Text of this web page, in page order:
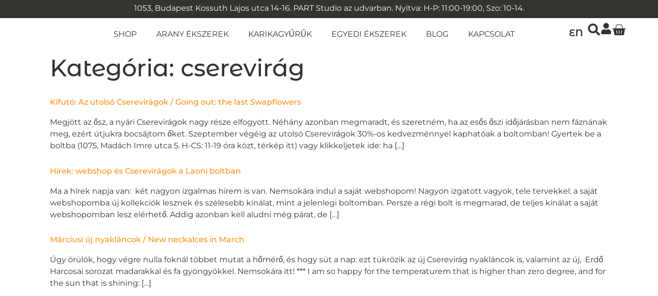
1053, Budapest Kossuth Lajos utca 14-16. PART Studio az udvarban. Nyitva: H-P: 11:00-19:00, Szo: 10-14.
SHOP ARANY ÉKSZEREK KARIKAGYŰRŰK EGYEDI ÉKSZEREK BLOG KAPCSOLAT EN
Kategória: cserevirág
Kifutó: Az utolsó Cserevirágok / Going out: the last Swapflowers
Megjött az ősz, a nyári Cserevirágok nagy része elfogyott. Néhány azonban megmaradt, és szeretném, ha az esős őszi időjárásban nem fáznának
meg, ezért útjukra bocsájtom őket. Szeptember végéig az utolsó Cserevirágok 30%-os kedvezménnyel kaphatóak a boltomban! Gyertek be a
boltba (1075, Madách Imre utca 5. H-CS: 11-19 óra közt, térkép itt) vagy klikkeljetek ide: ha […]
Hírek: webshop és Cserevirágok a Laoni boltban
Ma a hírek napja van: két nagyon izgalmas hírem is van. Nemsokára indul a saját webshopom! Nagyon izgatott vagyok, tele tervekkel: a saját
webshopomba új kollekciók lesznek és szélesebb kínálat, mint a jelenlegi boltomban. Persze a régi bolt is megmarad, de teljes kínálat a saját
webshopomban lesz elérhető. Addig azonban kell aludni még párat, de […]
Márciusi új nyakláncok / New neckalces in March
Úgy örülök, hogy végre nulla foknál többet mutat a hőmérő, és hogy süt a nap: ezt tükrözik az új Cserevirág nyakláncok is, valamint az új, Erdő
Harcosai sorozat madarakkal és fa gyöngyökkel. Nemsokára itt! *** I am so happy for the temperaturem that is higher than zero degree, and for
the sun that is shining: […]